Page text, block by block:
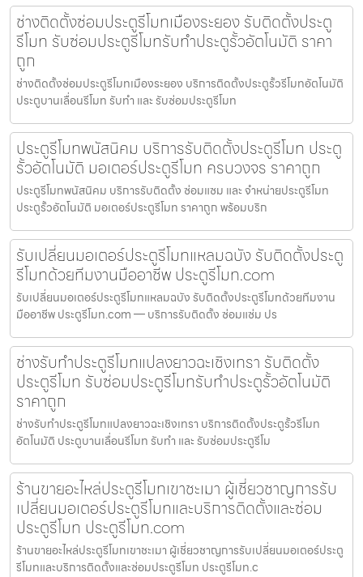
ช่างติดตั้งซ่อมประตูรีโมทเมืองระยอง รับติดตั้งประตู
รีโมท รับซ่อมประตูรีโมทรับทำประตูรั้วอัตโนมัติ ราคา
ถูก
ช่างติดตั้งซ่อมประตูรีโมทเมืองระยอง บริการติดตั้งประตูรั้วรีโมทอัตโนมัติ
ประตูบานเลื่อนรีโมท รับทำ และ รับซ่อมประตูรีโมท
ประตูรีโมทพนัสนิคม บริการรับติดตั้งประตูรีโมท ประตู
รั้วอัตโนมัติ มอเตอร์ประตูรีโมท ครบวงจร ราคาถูก
ประตูรีโมทพนัสนิคม บริการรับติดตั้ง ซ่อมแซม และ จำหน่ายประตูรีโมท
ประตูรั้วอัตโนมัติ มอเตอร์ประตูรีโมท ราคาถูก พร้อมบริก
รับเปลี่ยนมอเตอร์ประตูรีโมทแหลมฉบัง รับติดตั้งประตู
รีโมทด้วยทีมงานมืออาชีพ ประตูรีโมท.com
รับเปลี่ยนมอเตอร์ประตูรีโมทแหลมฉบัง รับติดตั้งประตูรีโมทด้วยทีมงาน
มืออาชีพ ประตูรีโมท.com — บริการรับติดตั้ง ซ่อมแซ่ม ปร
ช่างรับทำประตูรีโมทแปลงยาวฉะเชิงเทรา รับติดตั้ง
ประตูรีโมท รับซ่อมประตูรีโมทรับทำประตูรั้วอัตโนมัติ
ราคาถูก
ช่างรับทำประตูรีโมทแปลงยาวฉะเชิงเทรา บริการติดตั้งประตูรั้วรีโมท
อัตโนมัติ ประตูบานเลื่อนรีโมท รับทำ และ รับซ่อมประตูรีโม
ร้านขายอะไหล่ประตูรีโมทเขาชะเมา ผู้เชี่ยวชาญการรับ
เปลี่ยนมอเตอร์ประตูรีโมทและบริการติดตั้งและซ่อม
ประตูรีโมท ประตูรีโมท.com
ร้านขายอะไหล่ประตูรีโมทเขาชะเมา ผู้เชี่ยวชาญการรับเปลี่ยนมอเตอร์ประตู
รีโมทและบริการติดตั้งและซ่อมประตูรีโมท ประตูรีโมท.c